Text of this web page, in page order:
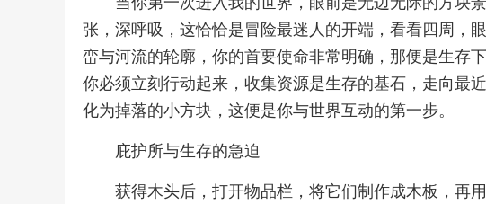
张，深呼吸，这恰恰是冒险最迷人的开端，看看四周，
峦与河流的轮廓，你的首要使命非常明确，那便是生存
你必须立刻行动起来，收集资源是生存的基石，走向最
化为掉落的小方块，这便是你与世界互动的第一步。
庇护所与生存的急迫
获得木头后，打开物品栏，将它们制作成木板，再